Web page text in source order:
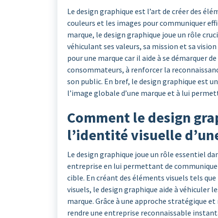
Le design graphique est l’art de créer des
couleurs et les images pour communiquer
marque, le design graphique joue un rôle
véhiculant ses valeurs, sa mission et sa
pour une marque car il aide à se démarquer
consommateurs, à renforcer la
son public. En bref, le design graphique est
l’image globale d’une marque et à lui
Comment le design
l’identité visuelle
Le design graphique joue un rôle essentiel
entreprise en lui permettant de
cible. En créant des éléments visuels tels
visuels, le design graphique aide à véhiculer
marque. Grâce à une approche stratégique
rendre une entreprise reconnaissable